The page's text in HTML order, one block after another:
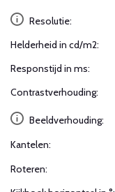
Resolutie:
Helderheid in cd/m2:
Responstijd in ms:
Contrastverhouding:
Beeldverhouding:
Kantelen:
Roteren: